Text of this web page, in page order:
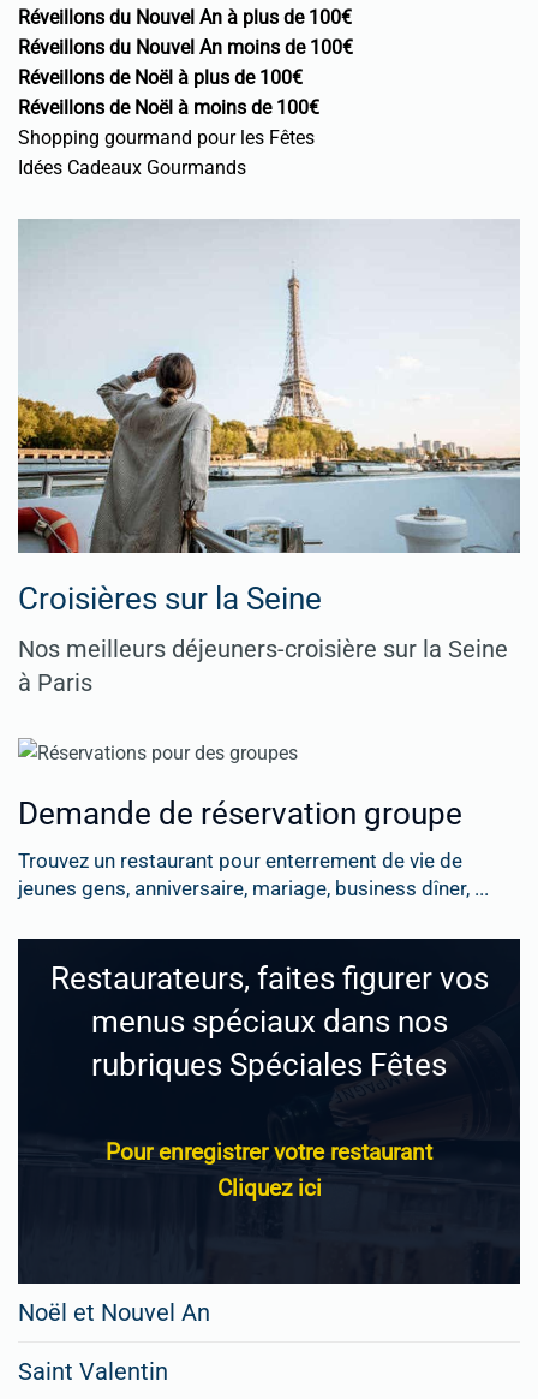
Réveillons du Nouvel An à plus de 100€
Réveillons du Nouvel An moins de 100€
Réveillons de Noël à plus de 100€
Réveillons de Noël à moins de 100€
Shopping gourmand pour les Fêtes
Idées Cadeaux Gourmands
Croisières sur la Seine
Nos meilleurs déjeuners-croisière sur la Seine
à Paris
Demande de réservation groupe
Trouvez un restaurant pour enterrement de vie de
jeunes gens, anniversaire, mariage, business dîner, ...
Restaurateurs, faites figurer vos
menus spéciaux dans nos
rubriques Spéciales Fêtes
Pour enregistrer votre restaurant
Cliquez ici
Noël et Nouvel An
Saint Valentin